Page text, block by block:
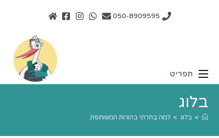
050-8909595
תפריט
בלוג
> בלוג > למה בחרתי בהורות המשותפת